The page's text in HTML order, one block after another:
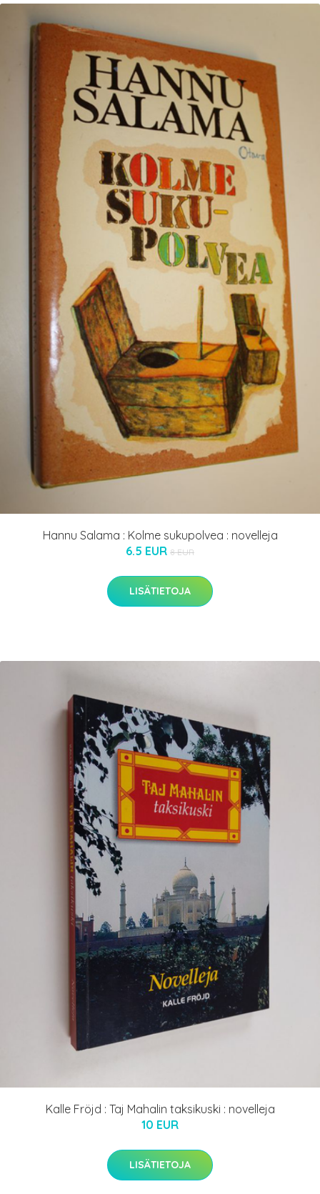
Hannu Salama : Kolme sukupolvea : novelleja
6.5 EUR 8 EUR
LISÄTIETOJA
Kalle Fröjd : Taj Mahalin taksikuski : novelleja
10 EUR
LISÄTIETOJA